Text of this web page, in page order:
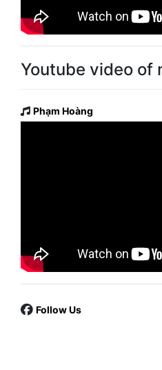
Youtube video of
Phạm Hoàng
Follow Us